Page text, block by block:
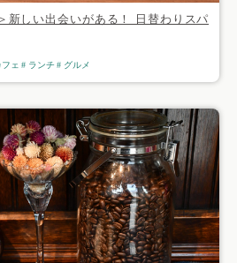
新しい出会いがある！ 日替わりスパ
フェ ランチ グルメ